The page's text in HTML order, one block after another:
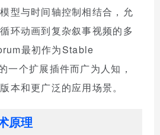
型与时间轴控制相结合，允
环动画到复杂叙事视频的多
最初作为Stable
个扩展插件而广为人知，
本和更广泛的应用场景。
原理